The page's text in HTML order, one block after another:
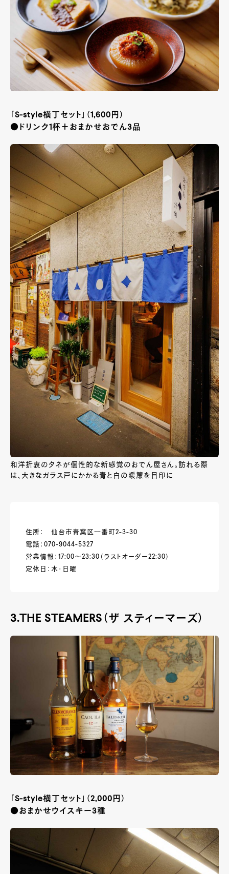
「S-style横丁セット」（1,600円）
●ドリンク1杯＋おまかせおでん3品
和洋折衷のタネが個性的な新感覚のおでん屋さん。訪れる際
は、大きなガラス戸にかかる青と白の暖簾を目印に
住所： 仙台市青葉区一番町2-3-30
電話：070-9044-5327
営業情報：17:00～23:30（ラストオーダー22:30）
定休日：木・日曜
3.THE STEAMERS （ザ スティーマーズ）
「S-style横丁セット」（2,000円）
●おまかせウイスキー3種